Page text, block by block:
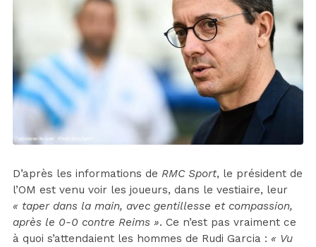
D’après les informations de RMC Sport, le président de
l’OM est venu voir les joueurs, dans le vestiaire, leur
« taper dans la main, avec gentillesse et compassion,
après le 0-0 contre Reims ». Ce n’est pas vraiment ce
à quoi s’attendaient les hommes de Rudi Garcia : « Vu